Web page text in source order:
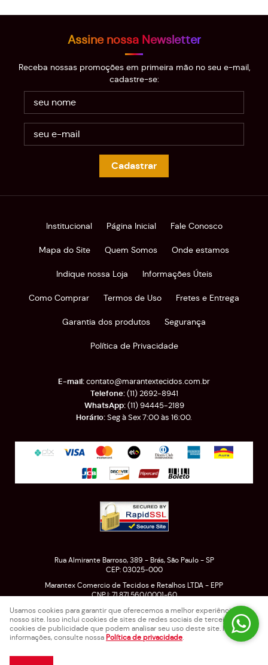
Assine nossa Newsletter
Receba nossas promoções em primeira mão no seu e-mail,
cadastre-se:
Cadastrar
Institucional Página Inicial Fale Conosco
Mapa do Site Quem Somos Onde estamos
Indique nossa Loja Informações Úteis
Como Comprar Termos de Uso Fretes e Entrega
Garantia dos produtos Segurança
Política de Privacidade
(11)2692-8941
(11)94445-2189
Seg à Sex 7:00 às 16:00.
contato@marantextecidos.com.br
Rua Almirante Barroso, 389 - Brás, São Paulo- SP
CEP: 03025-000
Marantex Comercio de Tecidos e Retalhos LTDA - EPP
CNPJ: 71.871.560/0001-60
LOJA VIRTUAL CRIADA POR
Usamos cookies para garantir que oferecemos a melhor experiência em
nosso site. Isso inclui cookies de sites de redes sociais de terceiros e
cookies de publicidade que podem analisar seu uso deste site. Para mais
informações, consulte nossa Política de privacidade.